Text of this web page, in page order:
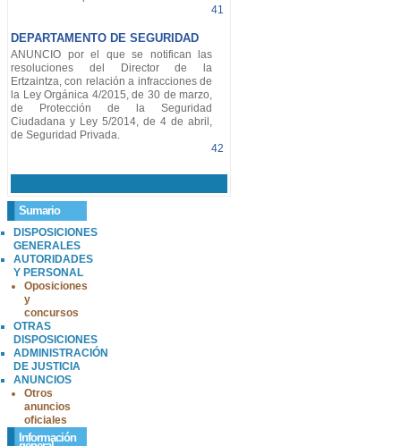
41
DEPARTAMENTO DE SEGURIDAD
ANUNCIO por el que se notifican las
resoluciones del Director de la
Ertzaintza, con relación a infracciones de
la Ley Orgánica 4/2015, de 30 de marzo,
de Protección de la Seguridad
Ciudadana y Ley 5/2014, de 4 de abril,
de Seguridad Privada.
42
Sumario
DISPOSICIONES
GENERALES
AUTORIDADES
Y PERSONAL
Oposiciones
y
concursos
OTRAS
DISPOSICIONES
ADMINISTRACIÓN
DE JUSTICIA
ANUNCIOS
Otros
anuncios
oficiales
Información